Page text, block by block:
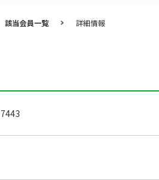
該当会員一覧 詳細情報